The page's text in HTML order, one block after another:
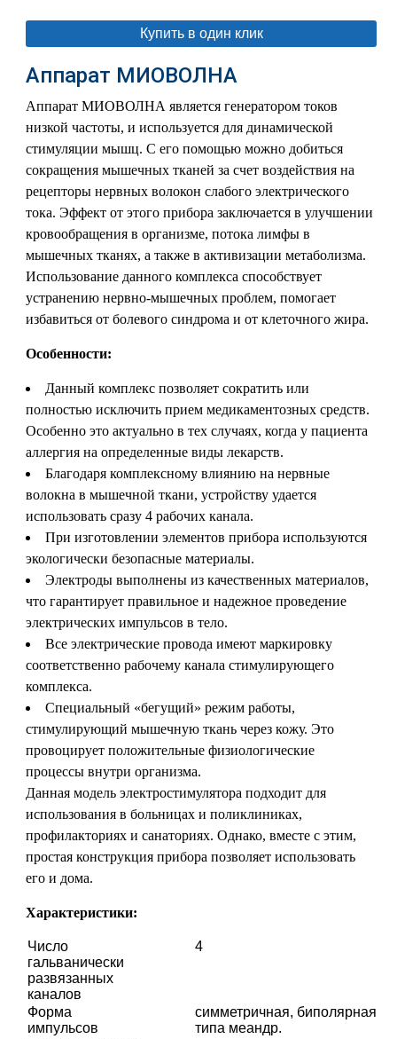
Купить в один клик
Аппарат МИОВОЛНА
Аппарат МИОВОЛНА является генератором токов
низкой частоты, и используется для динамической
стимуляции мышц. С его помощью можно добиться
сокращения мышечных тканей за счет воздействия на
рецепторы нервных волокон слабого электрического
тока. Эффект от этого прибора заключается в улучшении
кровообращения в организме, потока лимфы в
мышечных тканях, а также в активизации метаболизма.
Использование данного комплекса способствует
устранению нервно-мышечных проблем, помогает
избавиться от болевого синдрома и от клеточного жира.
Особенности:
Данный комплекс позволяет сократить или
полностью исключить прием медикаментозных средств.
Особенно это актуально в тех случаях, когда у пациента
аллергия на определенные виды лекарств.
Благодаря комплексному влиянию на нервные
волокна в мышечной ткани, устройству удается
использовать сразу 4 рабочих канала.
При изготовлении элементов прибора используются
экологически безопасные материалы.
Электроды выполнены из качественных материалов,
что гарантирует правильное и надежное проведение
электрических импульсов в тело.
Все электрические провода имеют маркировку
соответственно рабочему канала стимулирующего
комплекса.
Специальный «бегущий» режим работы,
стимулирующий мышечную ткань через кожу. Это
провоцирует положительные физиологические
процессы внутри организма.
Данная модель электростимулятора подходит для
использования в больницах и поликлиниках,
профилакториях и санаториях. Однако, вместе с этим,
простая конструкция прибора позволяет использовать
его и дома.
Характеристики:
Число
гальванически
развязанных
каналов
4
Форма
импульсов
симметричная, биполярная,
типа меандр.